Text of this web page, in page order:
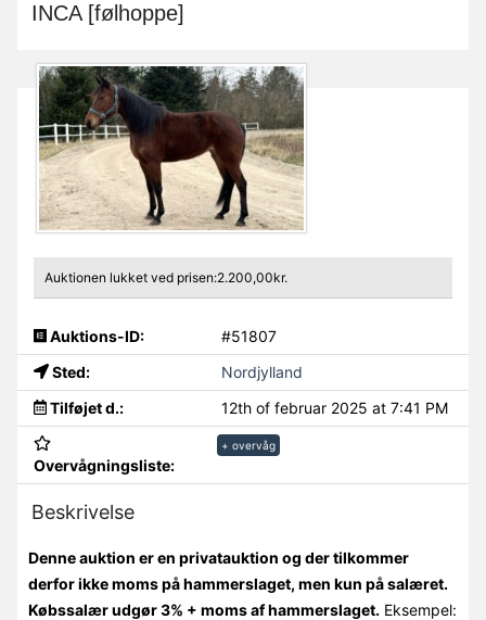
INCA [følhoppe]
Auktionen lukket ved prisen:2.200,00kr.
Auktions-ID:
#51807
Sted:
Nordjylland
Tilføjet d.:
12th of februar 2025 at 7:41 PM
Overvågningsliste:
+ overvåg
Beskrivelse
Denne auktion er en privatauktion og der tilkommer
derfor ikke moms på hammerslaget, men kun på salæret.
Købssalær udgør 3% + moms af hammerslaget.Eksempel: